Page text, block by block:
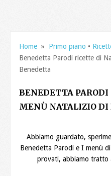
Home » Primo piano •
Benedetta Parodi ricette di
Benedetta
BENEDETTA
MENÙ NATALIZIO DI
Abbiamo guardato,
Benedetta Parodi e I menù
provati, abbiamo tratto